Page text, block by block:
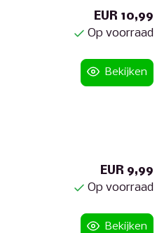
EUR 10,99
Op voorraad
Bekijken
EUR 9,99
Op voorraad
Bekijken